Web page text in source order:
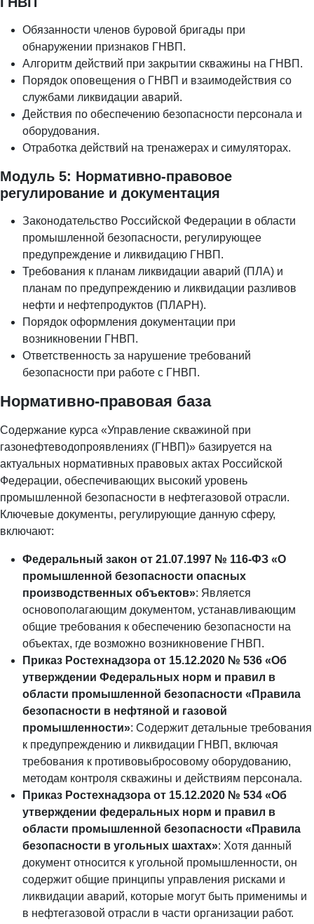
Обязанности членов буровой бригады при
обнаружении признаков ГНВП.
Алгоритм действий при закрытии скважины на ГНВП.
Порядок оповещения о ГНВП и взаимодействия со
службами ликвидации аварий.
Действия по обеспечению безопасности персонала и
оборудования.
Отработка действий на тренажерах и симуляторах.
Модуль 5: Нормативно-правовое
регулирование и документация
Законодательство Российской Федерации в области
промышленной безопасности, регулирующее
предупреждение и ликвидацию ГНВП.
Требования к планам ликвидации аварий (ПЛА) и
планам по предупреждению и ликвидации разливов
нефти и нефтепродуктов (ПЛАРН).
Порядок оформления документации при
возникновении ГНВП.
Ответственность за нарушение требований
безопасности при работе с ГНВП.
Нормативно-правовая база
Содержание курса «Управление скважиной при
газонефтеводопроявлениях (ГНВП)» базируется на
актуальных нормативных правовых актах Российской
Федерации, обеспечивающих высокий уровень
промышленной безопасности в нефтегазовой отрасли.
Ключевые документы, регулирующие данную сферу,
включают:
Федеральный закон от 21.07.1997 № 116-ФЗ «О
промышленной безопасности опасных
производственных объектов»: Является
основополагающим документом, устанавливающим
общие требования к обеспечению безопасности на
объектах, где возможно возникновение ГНВП.
Приказ Ростехнадзора от 15.12.2020 № 536 «Об
утверждении Федеральных норм и правил в
области промышленной безопасности «Правила
безопасности в нефтяной и газовой
промышленности»: Содержит детальные требования
к предупреждению и ликвидации ГНВП, включая
требования к противовыбросовому оборудованию,
методам контроля скважины и действиям персонала.
Приказ Ростехнадзора от 15.12.2020 № 534 «Об
утверждении федеральных норм и правил в
области промышленной безопасности «Правила
безопасности в угольных шахтах»: Хотя данный
документ относится к угольной промышленности, он
содержит общие принципы управления рисками и
ликвидации аварий, которые могут быть применимы и
в нефтегазовой отрасли в части организации работ.